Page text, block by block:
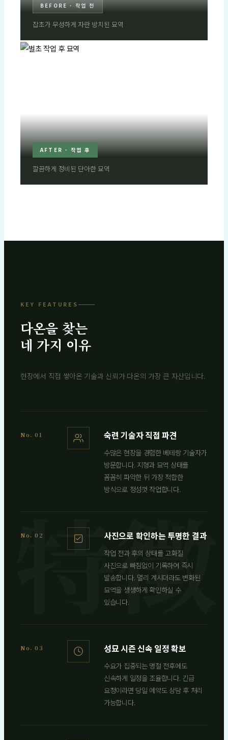
BEFORE · 작업 전
잡초가 무성하게 자란 방치된 묘역
AFTER · 작업 후
깔끔하게 정비된 단아한 묘역
KEY FEATURES
다온을 찾는
네 가지 이유
현장에서 직접 쌓아온 기술과 신뢰가 다온의 가장 큰 자산입니다.
No. 01 숙련 기술자 직접 파견
수많은 현장을 경험한 베테랑 기술자가
방문합니다. 지형과 묘역 상태를
꼼꼼히 파악한 뒤 가장 적합한
방식으로 정성껏 작업합니다.
No. 02 사진으로 확인하는 투명한 결과
작업 전과 후의 상태를 고화질
사진으로 빠짐없이 기록하여 즉시
발송합니다. 멀리 계시더라도 변화된
묘역을 생생하게 확인하실 수
있습니다.
No. 03 성묘 시즌 신속 일정 확보
수요가 집중되는 명절 전후에도
신속하게 일정을 조율합니다. 긴급
요청이라면 당일 예약도 상담 후 처리
가능합니다.